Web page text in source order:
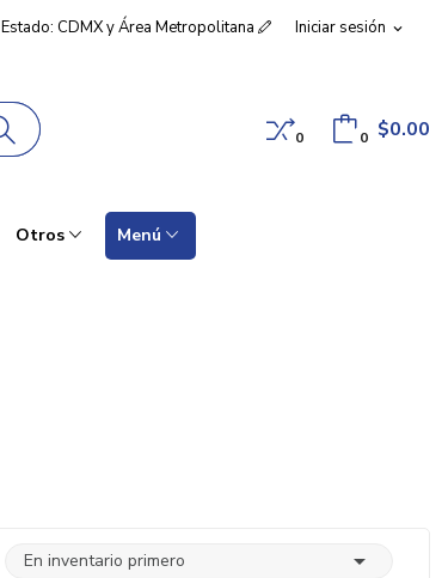
Iniciar sesión expand_more
Estado: CDMX y Área Metropolitana
0 $0.00
0
Otros Menú
En inventario primero 